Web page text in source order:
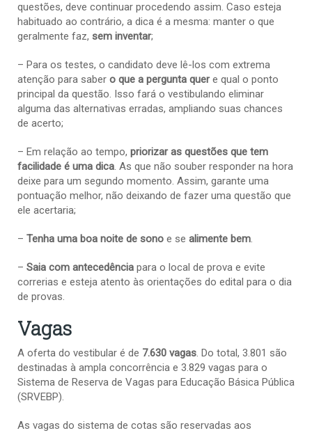
questões, deve continuar procedendo assim. Caso esteja
habituado ao contrário, a dica é a mesma: manter o que
geralmente faz, sem inventar;
– Para os testes, o candidato deve lê-los com extrema
atenção para saber o que a pergunta quere qual o ponto
principal da questão. Isso fará o vestibulando eliminar
alguma das alternativas erradas, ampliando suas chances
de acerto;
– Em relação ao tempo, priorizar as questões que tem
facilidade é uma dica. As que não souber responder na hora
deixe para um segundo momento. Assim, garante uma
pontuação melhor, não deixando de fazer uma questão que
ele acertaria;
– Tenha uma boa noite de sono e se alimente bem.
– Saia com antecedência para o local de prova e evite
correrias e esteja atento às orientações do edital para o dia
de provas.
Vagas
A oferta do vestibular é de 7.630 vagas. Do total, 3.801 são
destinadas à ampla concorrência e 3.829 vagas para o
Sistema de Reserva de Vagas para Educação Básica Pública
(SRVEBP).
As vagas do sistema de cotas são reservadas aos